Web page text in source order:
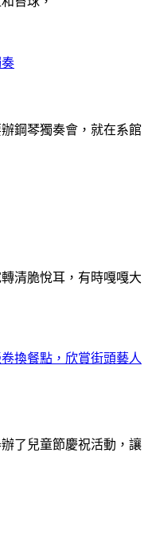
鋼琴獨奏會，就在系館
清脆悅耳，有時嘎嘎大
換餐點，欣賞街頭藝人
了兒童節慶祝活動，讓